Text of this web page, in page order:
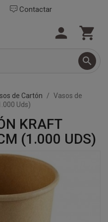
Contactar

 
de Cartón
Vasos de
Uds)
KRAFT
(1.000 UDS)